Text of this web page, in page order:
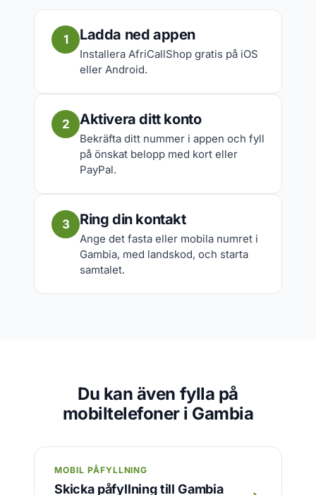
1 Ladda ned appen
Installera AfriCallShop gratis på iOS
eller Android.
2 Aktivera ditt konto
Bekräfta ditt nummer i appen och fyll
på önskat belopp med kort eller
PayPal.
3 Ring din kontakt
Ange det fasta eller mobila numret i
Gambia, med landskod, och starta
samtalet.
Du kan även fylla på
mobiltelefoner i Gambia
MOBIL PÅFYLLNING
Skicka påfyllning till Gambia